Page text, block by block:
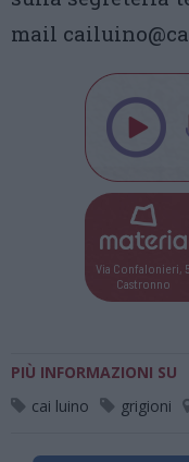
mail
Via Confalonieri, 5
Castronno
PIÙ INFORMAZIONI SU
cai luino
grigioni